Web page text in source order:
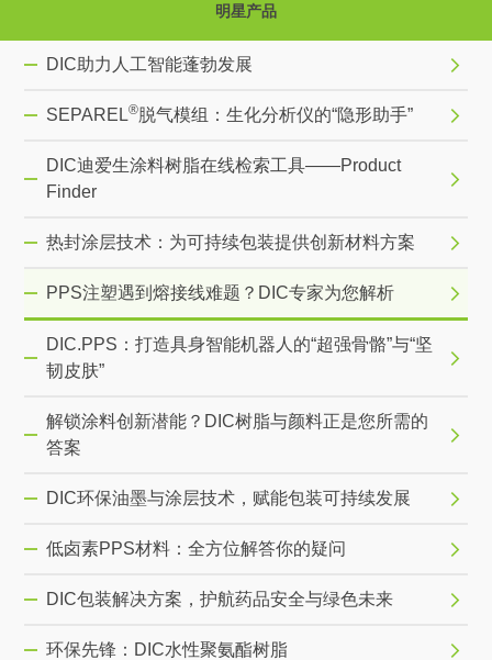
明星产品
DIC助力人工智能蓬勃发展
SEPAREL®脱气模组：生化分析仪的“隐形助手”
DIC迪爱生涂料树脂在线检索工具——Product
Finder
热封涂层技术：为可持续包装提供创新材料方案
PPS注塑遇到熔接线难题？DIC专家为您解析
DIC.PPS：打造具身智能机器人的“超强骨骼”与“坚
韧皮肤”
解锁涂料创新潜能？DIC树脂与颜料正是您所需的
答案
DIC环保油墨与涂层技术，赋能包装可持续发展
低卤素PPS材料：全方位解答你的疑问
DIC包装解决方案，护航药品安全与绿色未来
环保先锋：DIC水性聚氨酯树脂